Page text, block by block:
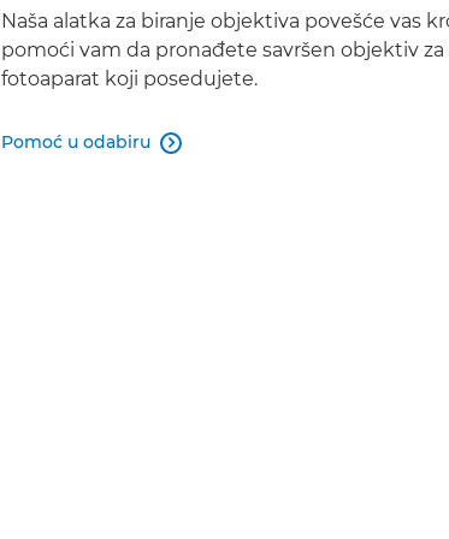
Naša alatka za biranje objektiva povešće vas
pomoći vam da pronađete savršen objektiv za
fotoaparat koji posedujete.
Pomoć u odabiru 